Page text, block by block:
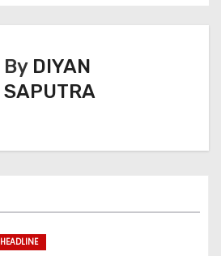
By DIYAN
SAPUTRA
HEADLINE